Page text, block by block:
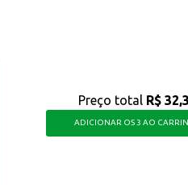
Preço total R$
ADICIONAR OS 3 AO